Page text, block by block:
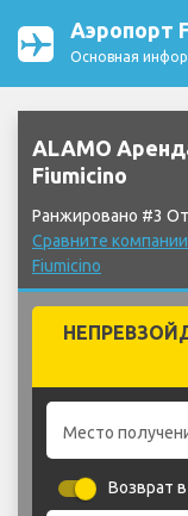
Аэропорт
Основная
ALAMO
Fiumicino
Ранжировано #3
Сравните
Fiumicino
Место
Возврат